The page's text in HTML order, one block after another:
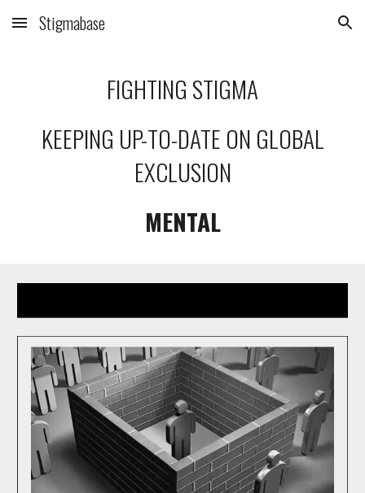
Skip to main content Skip to navigation
Stigmabase
FIGHTING STIGMA
KEEPING UP-TO-DATE ON GLOBAL
EXCLUSION
MENTAL